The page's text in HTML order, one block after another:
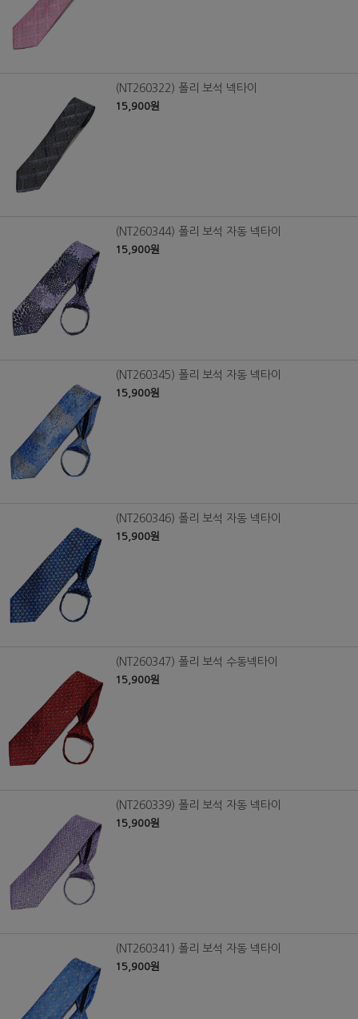
(NT260322) 폴리 보석 넥타이
15,900원
(NT260344) 폴리 보석 자동 넥타이
15,900원
(NT260345) 폴리 보석 자동 넥타이
15,900원
(NT260346) 폴리 보석 자동 넥타이
15,900원
(NT260347) 폴리 보석 수동넥타이
15,900원
(NT260339) 폴리 보석 자동 넥타이
15,900원
(NT260341) 폴리 보석 자동 넥타이
15,900원